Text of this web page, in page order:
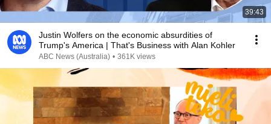
39:43
Justin Wolfers on the economic absurdities of
Trump's America | That's Business with Alan Kohler
ABC News (Australia) • 361K views